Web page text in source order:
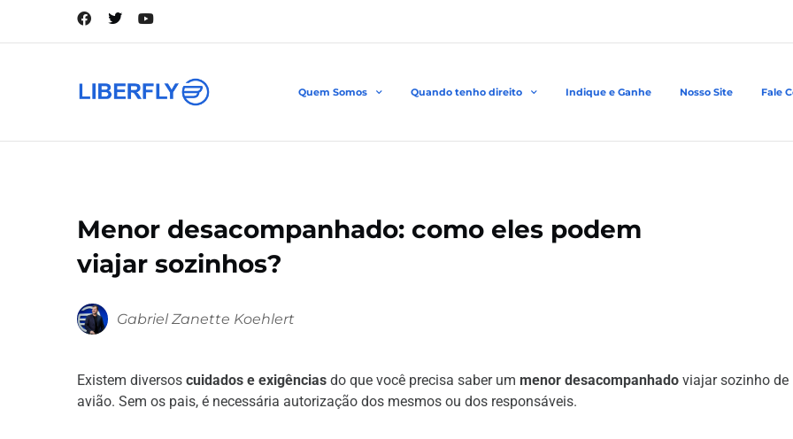
Quem Somos Quando tenho direito Indique e Ganhe Nosso Site Fale
Menor desacompanhado: como eles podem
viajar sozinhos?
Gabriel Zanette Koehlert
Existem diversos cuidados e exigências do que você precisa saber um menor desacompanhado viajar sozinho de
avião. Sem os pais, é necessária autorização dos mesmos ou dos responsáveis.